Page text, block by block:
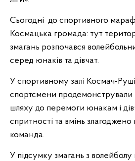
Сьогодні до спортивного
Космацька громада: тут
змагань розпочався
серед юнаків та дівчат.
У спортивному залі Космач-
спортсмени продемонстрували
шляху до перемоги юнакам і
спритності та вмінь
команда.
У підсумку змагань з